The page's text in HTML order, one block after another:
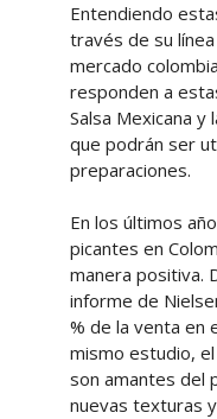
Entendiendo
través de su línea
mercado
responden a
Salsa Mexicana y
que podrán ser
preparaciones.
En los últimos
picantes en
manera positiva.
informe de
% de la venta en
mismo estudio,
son amantes del
nuevas texturas